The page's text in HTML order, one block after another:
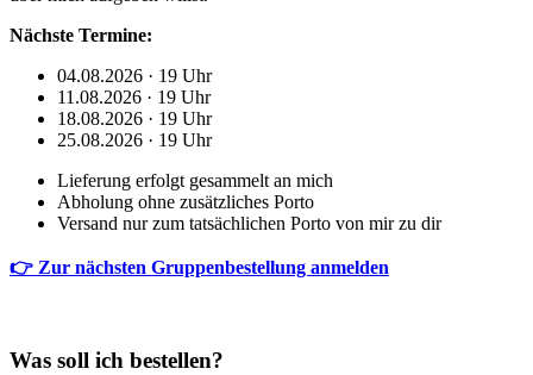
Nächste Termine:
04.08.2026 · 19 Uhr
11.08.2026 · 19 Uhr
18.08.2026 · 19 Uhr
25.08.2026 · 19 Uhr
Lieferung erfolgt gesammelt an mich
Abholung ohne zusätzliches Porto
Versand nur zum tatsächlichen Porto von mir zu dir
👉 Zur nächsten Gruppenbestellung anmelden
Was soll ich bestellen?